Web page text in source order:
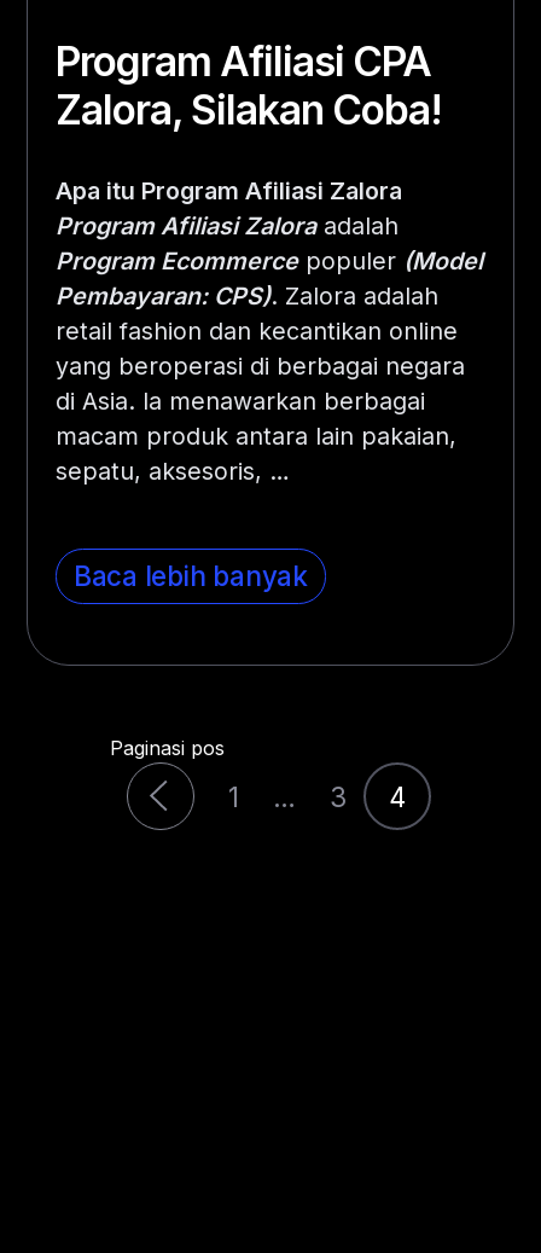
Program Afiliasi CPA
Zalora, Silakan Coba!
Apa itu Program Afiliasi Zalora
Program Afiliasi Zaloraadalah
Program Ecommercepopuler (Model
Pembayaran: CPS). Zalora adalah
retail fashion dan kecantikan online
yang beroperasi di berbagai negara
di Asia. Ia menawarkan berbagai
macam produk antara lain pakaian,
sepatu, aksesoris, …
Baca lebih banyak
Paginasi pos
1 … 3 4